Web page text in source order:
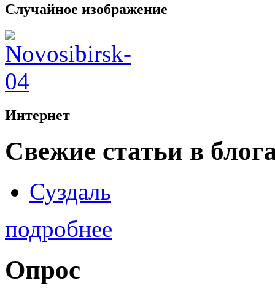
Случайное изображение
Интернет
Свежие статьи в
Суздаль
подробнее
Опрос